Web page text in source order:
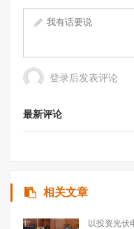
登录后发表评论
最新评论
相关文章
以投资光伏